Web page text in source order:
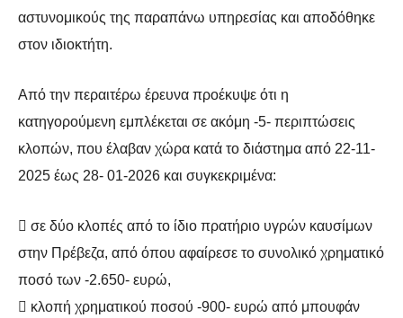
αστυνομικούς της παραπάνω υπηρεσίας και αποδόθηκε
στον ιδιοκτήτη.
Από την περαιτέρω έρευνα προέκυψε ότι η
κατηγορούμενη εμπλέκεται σε ακόμη -5- περιπτώσεις
κλοπών, που έλαβαν χώρα κατά το διάστημα από 22-11-
2025 έως 28- 01-2026 και συγκεκριμένα:
 σε δύο κλοπές από το ίδιο πρατήριο υγρών καυσίμων
στην Πρέβεζα, από όπου αφαίρεσε το συνολικό χρηματικό
ποσό των -2.650- ευρώ,
 κλοπή χρηματικού ποσού -900- ευρώ από μπουφάν